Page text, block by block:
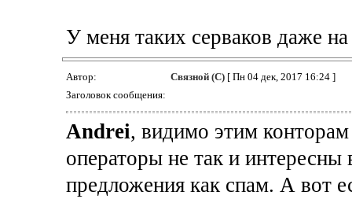
У меня таких серваков даже
Автор: Связной (С)[ Пн 04 дек, 2017 16:24 ]
Заголовок сообщения:
Andrei, видимо этим
операторы не так и
предложения как спам. А вот